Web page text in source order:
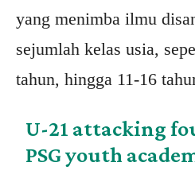
yang menimba ilmu
sejumlah kelas usia,
tahun, hingga 11-16
U-21 attacking
PSG youth